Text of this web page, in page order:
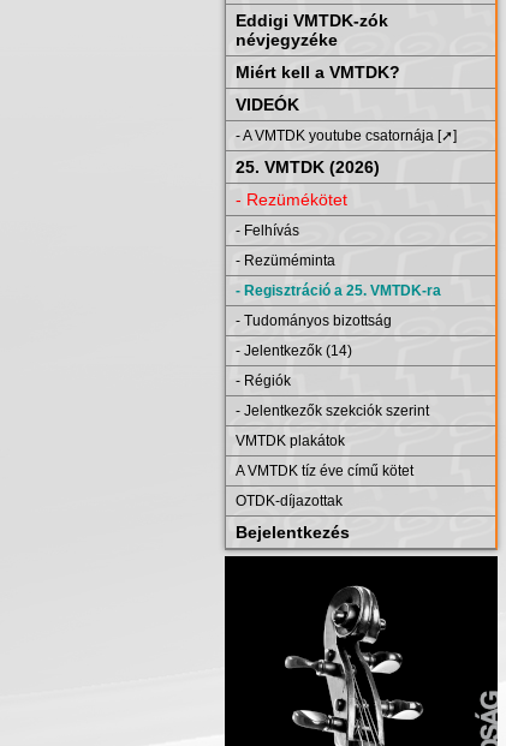
Eddigi VMTDK-zók
névjegyzéke
Miért kell a VMTDK?
VIDEÓK
- A VMTDK youtube csatornája [➚]
25. VMTDK (2026)
- Rezümékötet
- Felhívás
- Rezüméminta
- Regisztráció a 25. VMTDK-ra
- Tudományos bizottság
- Jelentkezők (14)
- Régiók
- Jelentkezők szekciók szerint
VMTDK plakátok
A VMTDK tíz éve című kötet
OTDK-díjazottak
Bejelentkezés